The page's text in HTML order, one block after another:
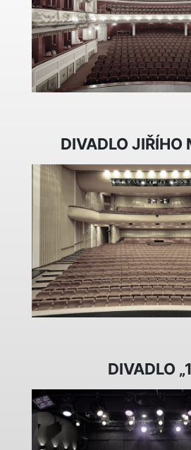
DIVADLO JIŘÍHO
DIVADLO